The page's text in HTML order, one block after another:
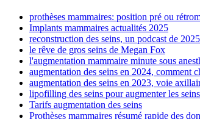
prothèses mammaires: position pré ou
Implants mammaires actualités 2025
reconstruction des seins, un podcast de 2025
le rêve de gros seins de Megan Fox
l'augmentation mammaire minute sous
augmentation des seins en 2024, comment
augmentation des seins en 2023, voie
lipofilling des seins pour augmenter les
Tarifs augmentation des seins
Prothèses mammaires résumé rapide des